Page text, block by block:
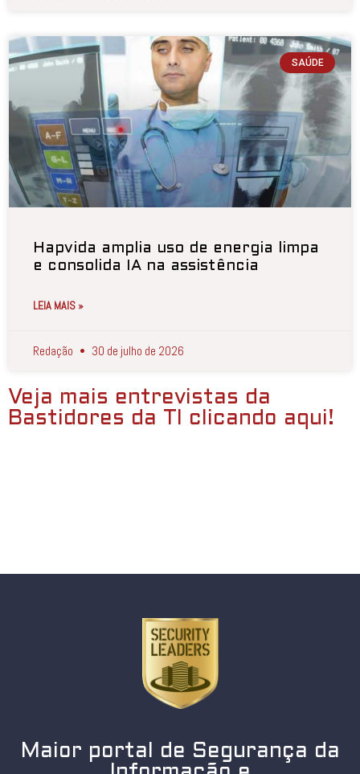
SAÚDE
Hapvida amplia uso de energia limpa
e consolida IA na assistência
LEIA MAIS »
Redação 30 de julho de 2026
Veja mais entrevistas da
Bastidores da TI clicando aqui!
Maior portal de Segurança da